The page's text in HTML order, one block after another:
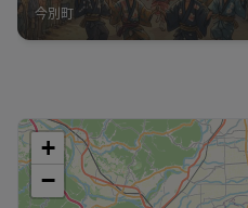
今別町
+
−